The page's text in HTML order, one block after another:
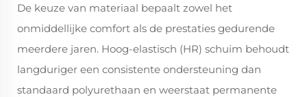
De keuze van materiaal bepaalt zowel het
onmiddellijke comfort als de prestaties gedurende
meerdere jaren. Hoog-elastisch (HR) schuim behoudt
langduriger een consistente ondersteuning dan
standaard polyurethaan en weerstaat permanente